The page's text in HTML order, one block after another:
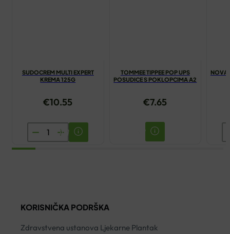
SUDOCREM MULTI EXPERT
KREMA 125G
€10.55
SUDOCREM
MULTI
TOMMEE TIPPEE POP UPS
POSUDICE S POKLOPCIMA A2
€7.65
3
KORISNIČKA PODRŠKA
Zdravstvena ustanova Ljekarne Plantak